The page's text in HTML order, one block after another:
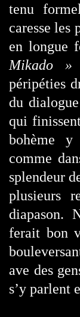
tenu
caresse les
en longue
Mikado »
péripéties
du
qui
bohème
comme
splendeur
plusieurs
diapason.
ferait bon
ave des
s’y parlent